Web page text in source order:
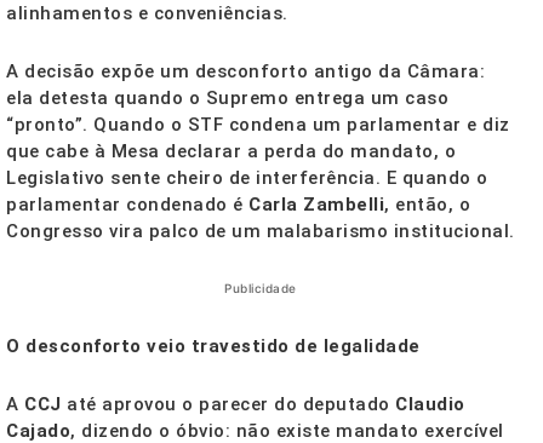
alinhamentos e conveniências.
A decisão expõe um desconforto antigo da Câmara:
ela detesta quando o Supremo entrega um caso
“pronto”. Quando o STF condena um parlamentar e diz
que cabe à Mesa declarar a perda do mandato, o
Legislativo sente cheiro de interferência. E quando o
parlamentar condenado é Carla Zambelli, então, o
Congresso vira palco de um malabarismo institucional.
Publicidade
O desconforto veio travestido de legalidade
A CCJ até aprovou o parecer do deputado Claudio
Cajado, dizendo o óbvio: não existe mandato exercível